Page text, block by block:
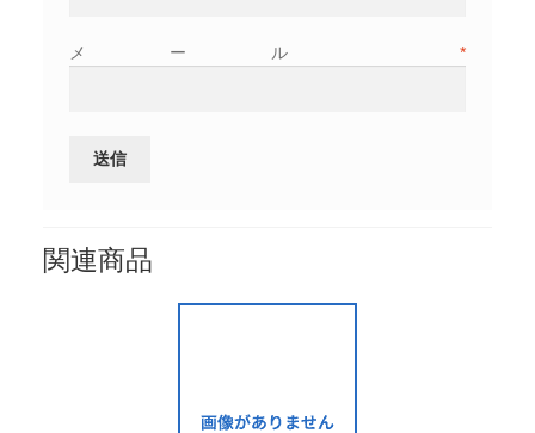
メール *
関連商品